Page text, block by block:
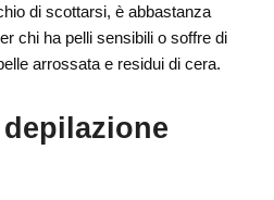
di scottarsi, è abbastanza
chi ha pelli sensibili o soffre di
arrossata e residui di cera.